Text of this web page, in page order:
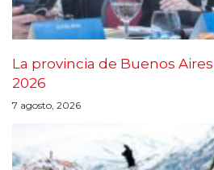
La provincia de Buenos
2026
7 agosto, 2026